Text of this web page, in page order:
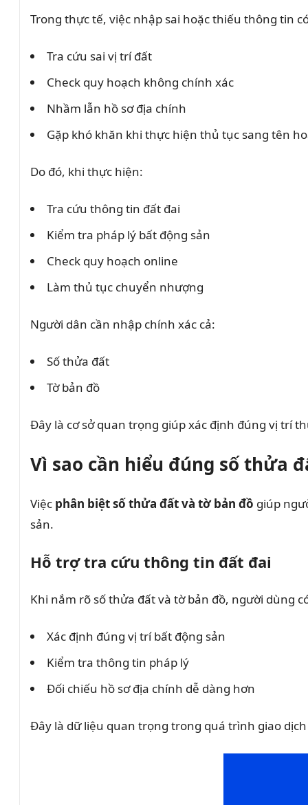
Trong thực tế, việc nhập sai hoặc thiếu thông tin
Tra cứu sai vị trí đất
Check quy hoạch không chính xác
Nhầm lẫn hồ sơ địa chính
Gặp khó khăn khi thực hiện thủ tục sang tên
Do đó, khi thực hiện:
Tra cứu thông tin đất đai
Kiểm tra pháp lý bất động sản
Check quy hoạch online
Làm thủ tục chuyển nhượng
Người dân cần nhập chính xác cả:
Số thửa đất
Tờ bản đồ
Đây là cơ sở quan trọng giúp xác định đúng vị trí
Vì sao cần hiểu đúng số thửa
Việc phân biệt số thửa đất và tờ bản đồ giúp
sản.
Hỗ trợ tra cứu thông tin đất đai
Khi nắm rõ số thửa đất và tờ bản đồ, người dùng
Xác định đúng vị trí bất động sản
Kiểm tra thông tin pháp lý
Đối chiếu hồ sơ địa chính dễ dàng hơn
Đây là dữ liệu quan trọng trong quá trình giao